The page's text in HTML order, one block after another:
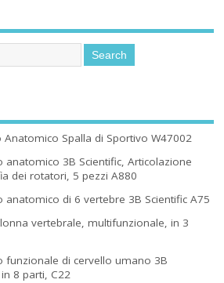
Anatomico Spalla di Sportivo W47002
anatomico 3B Scientific, Articolazione
dei rotatori, 5 pezzi A880
anatomico di 6 vertebre 3B Scientific A75
vertebrale, multifunzionale, in 3
funzionale di cervello umano 3B
8 parti, C22